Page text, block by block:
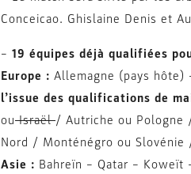
Conceicao. Ghislaine Denis et
– 19 équipes déjà qualifiées
Europe : Allemagne (pays hôte)
l’issue des qualifications de
ouIsraël/ Autriche ou Pologne
Nord / Monténégro ou Slovénie
Asie : Bahreïn – Qatar – Koweït